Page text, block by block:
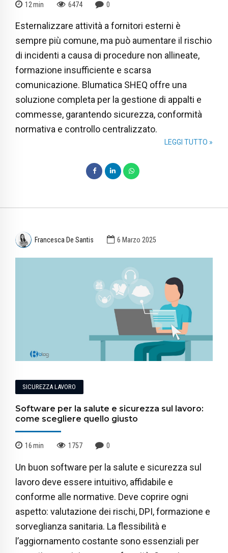
12min 6474 0
Esternalizzare attività a fornitori esterni è
sempre più comune, ma può aumentare il rischio
di incidenti a causa di procedure non allineate,
formazione insufficiente e scarsa
comunicazione. Blumatica SHEQ offre una
soluzione completa per la gestione di appalti e
commesse, garantendo sicurezza, conformità
normativa e controllo centralizzato.
LEGGI TUTTO »
Francesca De Santis 6 Marzo 2025
SICUREZZA LAVORO
Software per la salute e sicurezza sul lavoro:
come scegliere quello giusto
16min 1757 0
Un buon software per la salute e sicurezza sul
lavoro deve essere intuitivo, affidabile e
conforme alle normative. Deve coprire ogni
aspetto: valutazione dei rischi, DPI, formazione e
sorveglianza sanitaria. La flessibilità e
l’aggiornamento costante sono essenziali per